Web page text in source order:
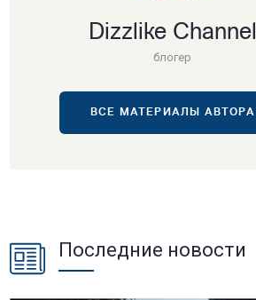
Dizzlike Channel
блогер
ВСЕ МАТЕРИАЛЫ АВТОРА
Последние новости